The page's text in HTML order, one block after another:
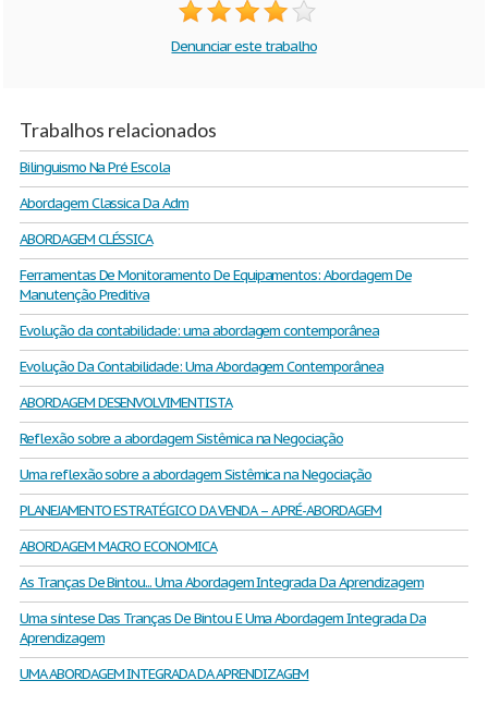
Denunciar este trabalho
Trabalhos relacionados
Bilinguismo Na Pré Escola
Abordagem Classica Da Adm
ABORDAGEM CLÉSSICA
Ferramentas De Monitoramento De Equipamentos: Abordagem De
Manutenção Preditiva
Evolução da contabilidade: uma abordagem contemporânea
Evolução Da Contabilidade: Uma Abordagem Contemporânea
ABORDAGEM DESENVOLVIMENTISTA
Reflexão sobre a abordagem Sistêmica na Negociação
Uma reflexão sobre a abordagem Sistêmica na Negociação
PLANEJAMENTO ESTRATÉGICO DA VENDA – A PRÉ-ABORDAGEM
ABORDAGEM MACRO ECONOMICA
As Tranças De Bintou... Uma Abordagem Integrada Da Aprendizagem
Uma síntese Das Tranças De Bintou E Uma Abordagem Integrada Da
Aprendizagem
UMA ABORDAGEM INTEGRADA DA APRENDIZAGEM